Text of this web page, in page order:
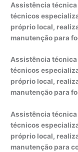
Assistência técnica
técnicos
próprio local,
manutenção para
Assistência técnica
técnicos
próprio local,
manutenção para
Assistência técnica
técnicos
próprio local,
manutenção para